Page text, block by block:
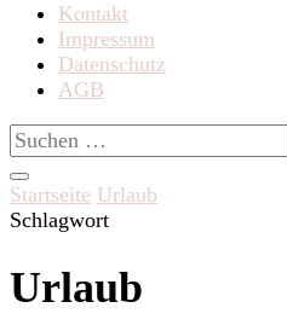
Kontakt
Impressum
Datenschutz
AGB
Suchen
nach:
Startseite Urlaub
Schlagwort
Urlaub